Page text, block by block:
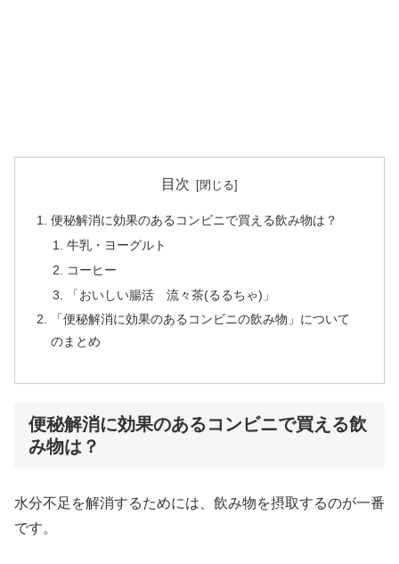
目次
便秘解消に効果のあるコンビニで買える飲み物は？
牛乳・ヨーグルト
コーヒー
「おいしい腸活 流々茶(るるちゃ)」
「便秘解消に効果のあるコンビニの飲み物」について
のまとめ
便秘解消に効果のあるコンビニで買える飲
み物は？
水分不足を解消するためには、飲み物を摂取するのが一番
です。